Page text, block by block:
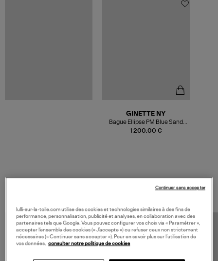
1 200,00 €
GINETTE NY
Bague Ellipse PM Blue Sand
Stone Or Rose
lulli-sur-la-toile.com utilise des cookies et technologies similaires à des fins de
performance, personnalisation, publicité et analyses, en collaboration avec des
partenaires tels que Google. Vous pouvez configurer vos choix via « Paramétrer »,
accepter l’ensemble des cookies (« J’accepte ») ou refuser ceux non strictement
nécessaires (« Continuer sans accepter »). Pour en savoir plus sur l’utilisation de
vos données, consulter notre politique de cookies
Continuer sans accepter